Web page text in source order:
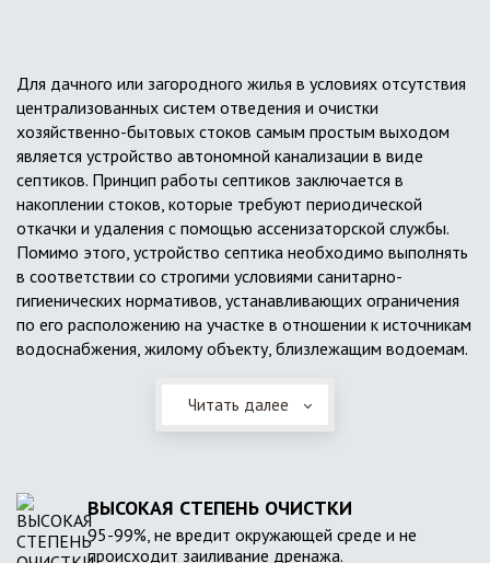
Для дачного или загородного жилья в условиях отсутствия
централизованных систем отведения и очистки
хозяйственно-бытовых стоков самым простым выходом
является устройство автономной канализации в виде
септиков. Принцип работы септиков заключается в
накоплении стоков, которые требуют периодической
откачки и удаления с помощью ассенизаторской службы.
Помимо этого, устройство септика необходимо выполнять
в соответствии со строгими условиями санитарно-
гигиенических нормативов, устанавливающих ограничения
по его расположению на участке в отношении к источникам
водоснабжения, жилому объекту, близлежащим водоемам.
Читать далее
ВЫСОКАЯ СТЕПЕНЬ ОЧИСТКИ
95-99%, не вредит окружающей среде и не
происходит заиливание дренажа.